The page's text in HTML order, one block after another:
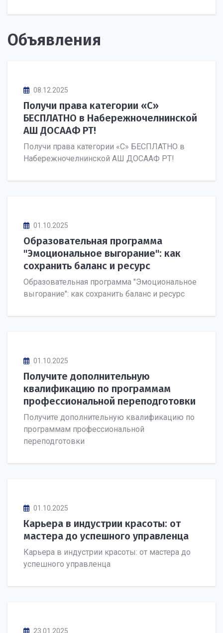
Объявления
08.12.2025
Получи права категории «С»
БЕСПЛАТНО в Набережночелнинской
АШ ДОСААФ РТ!
Получи права категории «С» БЕСПЛАТНО в
Набережночелнинской АШ ДОСААФ РТ!
01.10.2025
Образовательная программа
"Эмоциональное выгорание": как
сохранить баланс и ресурс
Образовательная программа "Эмоциональное
выгорание": как сохранить баланс и ресурс
01.10.2025
Получите дополнительную
квалификацию по программам
профессиональной переподготовки
Получите дополнительную квалификацию по
программам профессиональной
переподготовки
01.10.2025
Карьера в индустрии красоты: от
мастера до успешного управленца
Карьера в индустрии красоты: от мастера до
успешного управленца
23.01.2025